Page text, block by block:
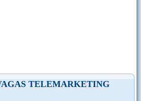
TELEMARKETING